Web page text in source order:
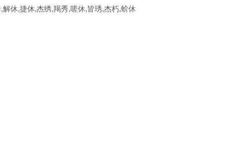
休,捷休,杰绣,羯秀,嗟休,皆琇,杰朽,蚧休